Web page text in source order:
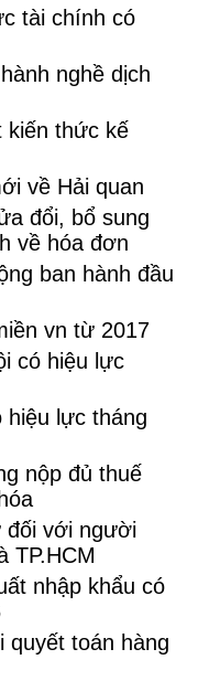
tài chính có
nghề dịch
kiến thức kế
về Hải quan
đổi, bổ sung
về hóa đơn
ban hành đầu
vn từ 2017
có hiệu lực
hiệu lực tháng
nộp đủ thuế
đối với người
TP.HCM
nhập khẩu có
quyết toán hàng